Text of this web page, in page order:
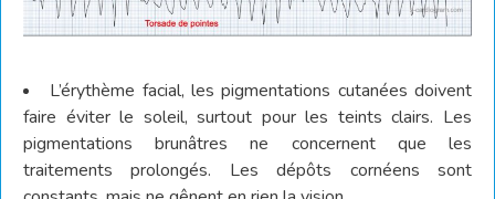
L’érythème facial, les pigmentations cutanées doivent
faire éviter le soleil, surtout pour les teints clairs. Les
pigmentations brunâtres ne concernent que les
traitements prolongés. Les dépôts cornéens sont